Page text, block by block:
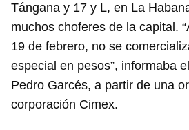
Tángana y 17 y L, en La
muchos choferes de la capital.
19 de febrero, no se
especial en pesos”, informaba
Pedro Garcés, a partir de una
corporación Cimex.